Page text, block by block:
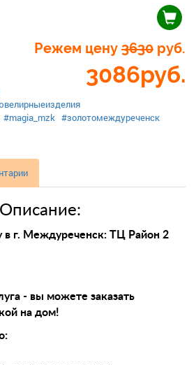
Режем цену 3630 руб.
3086руб.
#magia_mzk #золотомеждуреченск
Описание:
в г. Междуреченск: ТЦ Район 2
- вы можете заказать
на дом!